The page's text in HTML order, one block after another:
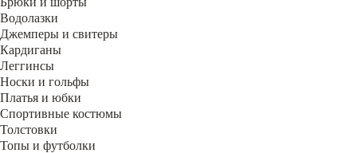
Водолазки
Джемперы и свитеры
Кардиганы
Леггинсы
Носки и гольфы
Платья и юбки
Спортивные костюмы
Толстовки
Топы и футболки